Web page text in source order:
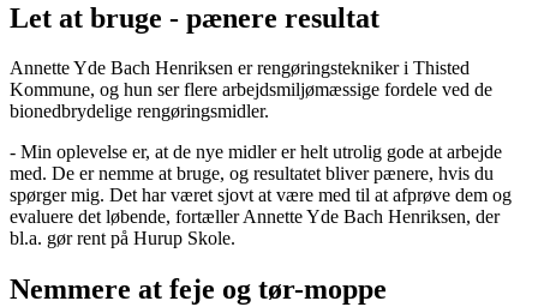
Let at bruge - pænere resultat
Annette Yde Bach Henriksen er rengøringstekniker i Thisted
Kommune, og hun ser flere arbejdsmiljømæssige fordele ved de
bionedbrydelige rengøringsmidler.
- Min oplevelse er, at de nye midler er helt utrolig gode at arbejde
med. De er nemme at bruge, og resultatet bliver pænere, hvis du
spørger mig. Det har været sjovt at være med til at afprøve dem og
evaluere det løbende, fortæller Annette Yde Bach Henriksen, der
bl.a. gør rent på Hurup Skole.
Nemmere at feje og tør-moppe